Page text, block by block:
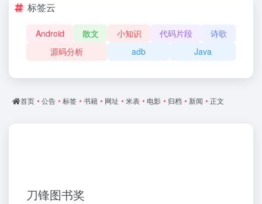
标签云
Android 散文 小知识 代码片段
诗歌
源码分析
adb Java
首页 • 公告 • 标签 • 书籍 • 网址 • 米表 • 电影 • 归档 • 新闻 • 正文
刀锋图书奖